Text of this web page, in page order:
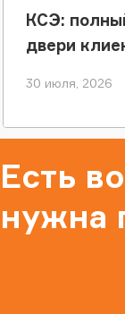
КСЭ:
двери
30 июля, 2026
Есть
нужна